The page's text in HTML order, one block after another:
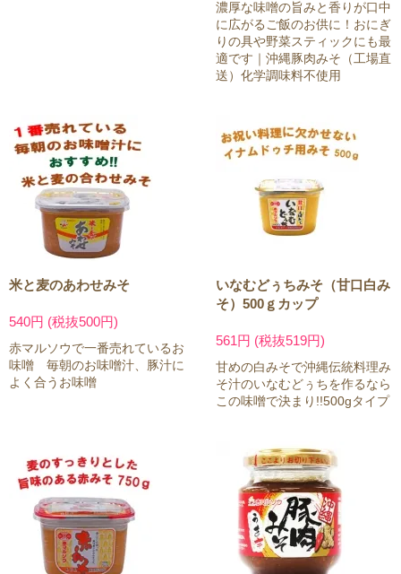
濃厚な味噌の旨みと香りが口中
に広がるご飯のお供に！おにぎ
りの具や野菜スティックにも最
適です｜沖縄豚肉みそ（工場直
送）化学調味料不使用
米と麦のあわせみそ
540円 (税抜500円)
赤マルソウで一番売れているお
味噌 毎朝のお味噌汁、豚汁に
よく合うお味噌
いなむどぅちみそ（甘口白み
そ）500ｇカップ
561円 (税抜519円)
甘めの白みそで沖縄伝統料理み
そ汁のいなむどぅちを作るなら
この味噌で決まり!!500gタイプ